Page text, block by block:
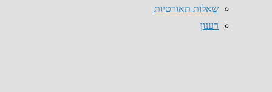
שאלות תאורטיות
רענון